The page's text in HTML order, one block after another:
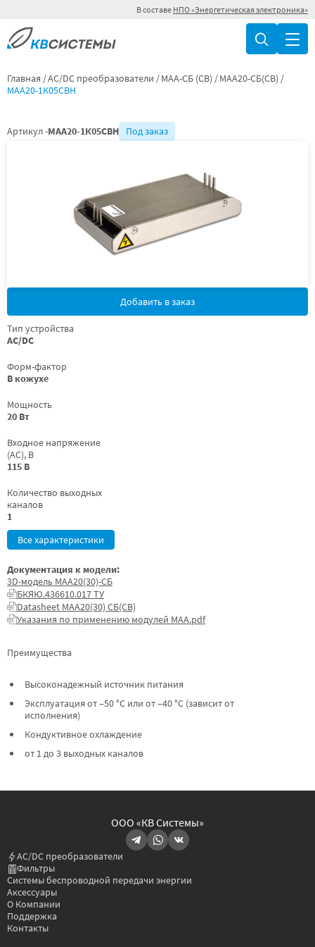
В составе НПО «Энергетическая электроника»
Главная AC/DC преобразователи МАА-СБ (СВ)
МАА20-СБ(СВ)
МАА20-1К05СВН
Артикул -МАА20-1К05СВН Под заказ
Добавить в заказ
Тип устройства
AC/DC
Форм-фактор
В кожухе
Мощность
20 Вт
Входное напряжение
(AC), В
115 В
Количество выходных
каналов
1
Все характеристики
Преимущества
Высоконадежный источник питания
Эксплуатация от –50 °C или от –40 °C (зависит от
исполнения)
Кондуктивное охлаждение
от 1 до 3 выходных каналов
Документация к модели:
3D-модель МАА20(30)-СБ
БКЯЮ.436610.017 ТУ
Datasheet МАА20(30) СБ(СВ)
Указания по применению модулей МАА.pdf
ООО «КВ Системы»
AC/DC преобразователи
Фильтры
Системы беспроводной передачи энергии
Аксессуары
О Компании
Поддержка
Контакты